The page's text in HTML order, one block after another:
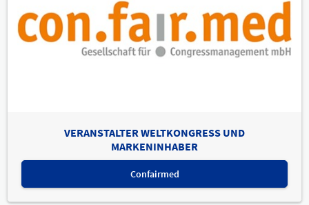
VERANSTALTER WELTKONGRESS UND
MARKENINHABER
Confairmed